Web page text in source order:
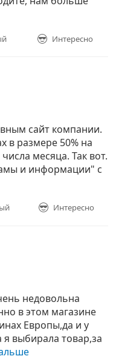
Интересно
сайт компании.
в размере 50% на
месяца. Так вот.
и информации" с
Интересно
недовольна
в этом магазине
Европы,да и у
я выбирала товар,за